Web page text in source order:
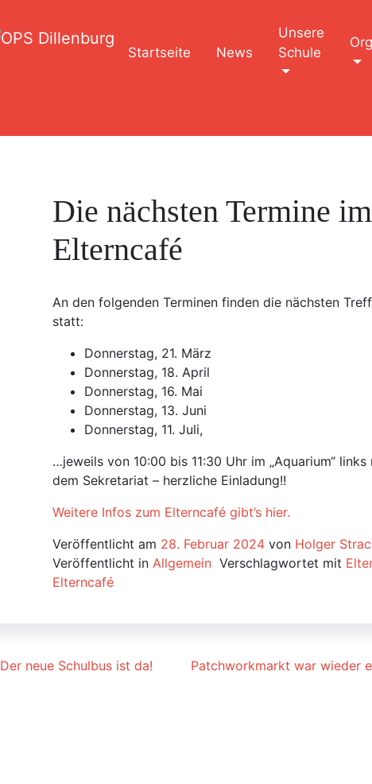
Startseite News
Unsere
Schule
Die nächsten Termine im
Elterncafé
An den folgenden Terminen finden die nächsten
statt:
Donnerstag, 21. März
Donnerstag, 18. April
Donnerstag, 16. Mai
Donnerstag, 13. Juni
Donnerstag, 11. Juli,
…jeweils von 10:00 bis 11:30 Uhr im „Aquarium“ links
dem Sekretariat – herzliche Einladung!!
Weitere Infos zum Elterncafé gibt’s hier.
Veröffentlicht am 28. Februar 2024 von Holger
Veröffentlicht in Allgemein Verschlagwortet mit
Elterncafé
Beitrags-Navigation
Der neue Schulbus ist da! Patchworkmarkt war wieder